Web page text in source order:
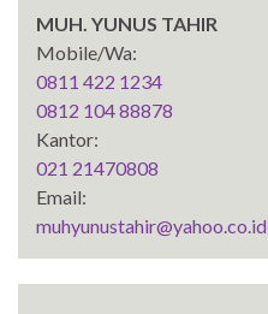
MUH. YUNUS TAHIR
Mobile/Wa:
0811 422 1234
0812 104 88878
Kantor:
021 21470808
Email:
muhyunustahir@yahoo.co.id